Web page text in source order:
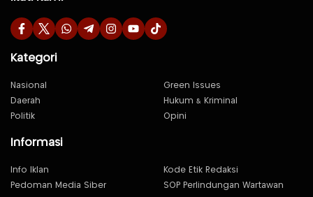
Kategori
Nasional
Green Issues
Daerah
Hukum & Kriminal
Politik
Opini
Informasi
Info Iklan
Kode Etik Redaksi
Pedoman Media Siber
SOP Perlindungan Wartawan